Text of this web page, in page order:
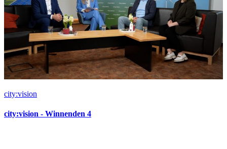
city:vision
city:vision - Winnenden 4